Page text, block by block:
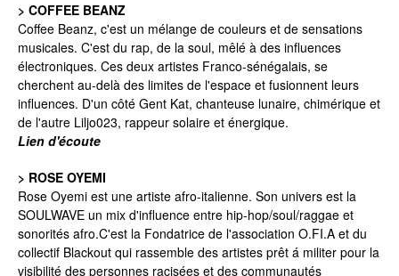
> COFFEE BEANZ
Coffee Beanz, c'est un mélange de couleurs et de sensations
musicales. C'est du rap, de la soul, mêlé à des influences
électroniques. Ces deux artistes Franco-sénégalais, se
cherchent au-delà des limites de l'espace et fusionnent leurs
influences. D'un côté Gent Kat, chanteuse lunaire, chimérique et
de l'autre Liljo023, rappeur solaire et énergique.
Lien d'écoute
> ROSE OYEMI
Rose Oyemi est une artiste afro-italienne. Son univers est la
SOULWAVE un mix d'influence entre hip-hop/soul/raggae et
sonorités afro.C'est la Fondatrice de l'association O.FI.A et du
collectif Blackout qui rassemble des artistes prêt á militer pour la
visibilité des personnes racisées et des communautés